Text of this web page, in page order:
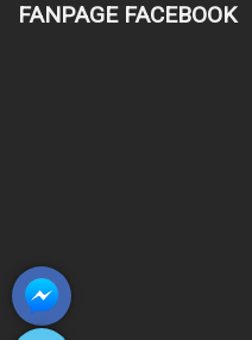
FANPAGE FACEBOOK